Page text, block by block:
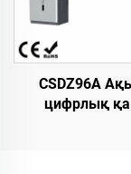
корпус, құйма
механизмі
CSDZ96A
цифрлық